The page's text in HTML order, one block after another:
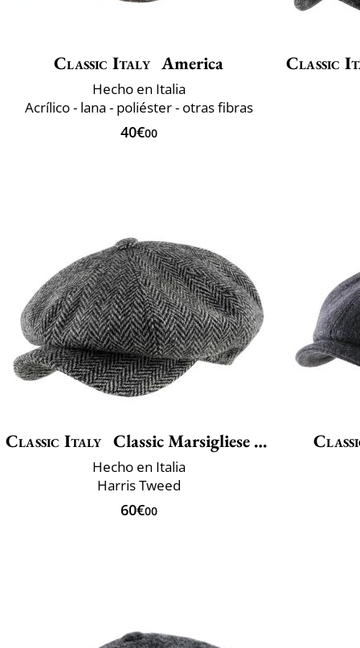
Classic Italy America
Hecho en Italia
Acrílico - lana - poliéster - otras fibras
40€00
Classic
Classic Italy Classic Marsigliese Tweed
Hecho en Italia
Harris Tweed
60€00